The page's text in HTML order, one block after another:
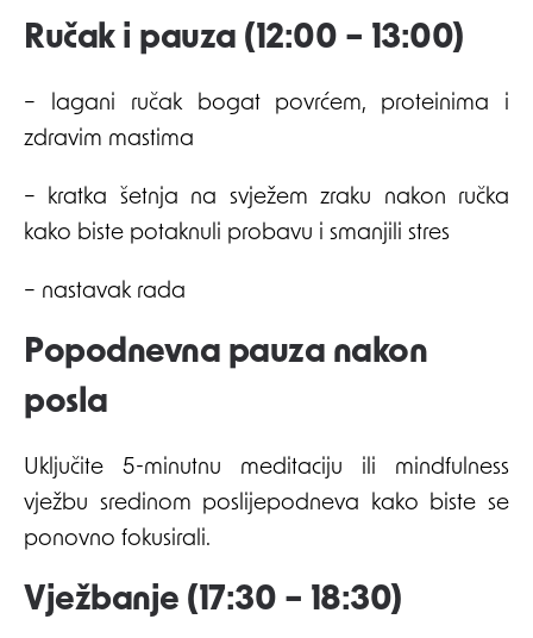
Ručak i pauza (12:00 – 13:00)
– lagani ručak bogat povrćem, proteinima i
zdravim mastima
– kratka šetnja na svježem zraku nakon ručka
kako biste potaknuli probavu i smanjili stres
– nastavak rada
Popodnevna pauza nakon
posla
Uključite 5-minutnu meditaciju ili mindfulness
vježbu sredinom poslijepodneva kako biste se
ponovno fokusirali.
Vježbanje (17:30 – 18:30)